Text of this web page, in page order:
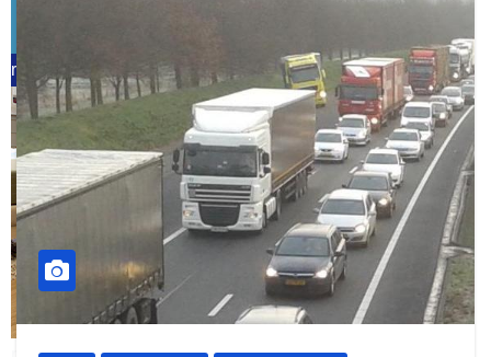
word vrijwilliger (1)
refreshed webdesign putten